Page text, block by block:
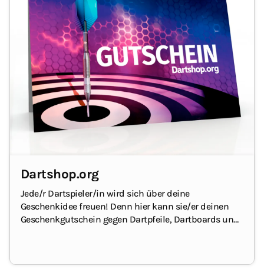
Dartshop.org
Jede/r Dartspieler/in wird sich über deine
Geschenkidee freuen! Denn hier kann sie/er deinen
Geschenkgutschein gegen Dartpfeile, Dartboards und